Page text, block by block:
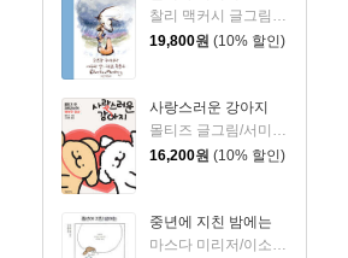
찰리 맥커시 글그림/이진경 역
19,800원 (10% 할인)
사랑스러운 강아지
몰티즈 글그림/서미영 역
16,200원 (10% 할인)
중년에 지친 밤에는